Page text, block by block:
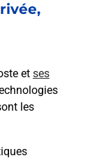
et ses
les